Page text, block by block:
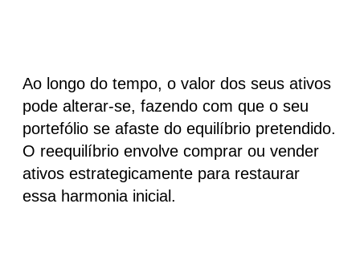
Ao longo do tempo, o valor dos seus ativos
pode alterar-se, fazendo com que o seu
portefólio se afaste do equilíbrio pretendido.
O reequilíbrio envolve comprar ou vender
ativos estrategicamente para restaurar
essa harmonia inicial.